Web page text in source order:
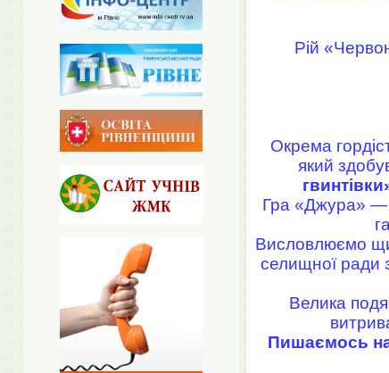
Рій
Окрема
який
Гра «Джура» —
Висловлюємо
селищної ради
Велика
Пишаємось